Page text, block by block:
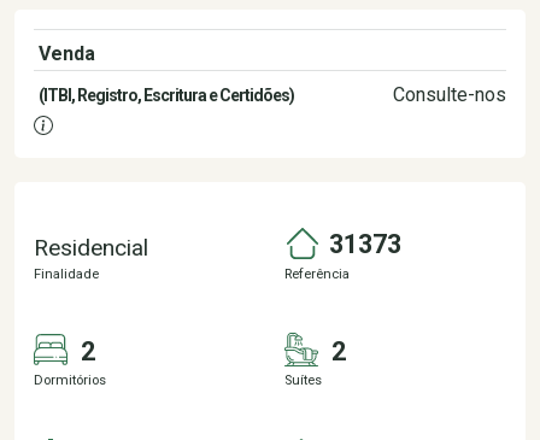
Venda
(ITBI, Registro, Escritura e Certidões) Consulte-nos
Residencial
Finalidade
31373
Referência
2
Dormitórios
2
Suítes